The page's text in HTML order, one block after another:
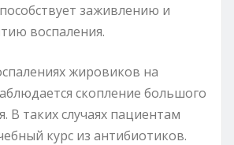
заживлению и
воспаления.
жировиков на
скопление большого
В таких случаях пациентам
курс из антибиотиков.